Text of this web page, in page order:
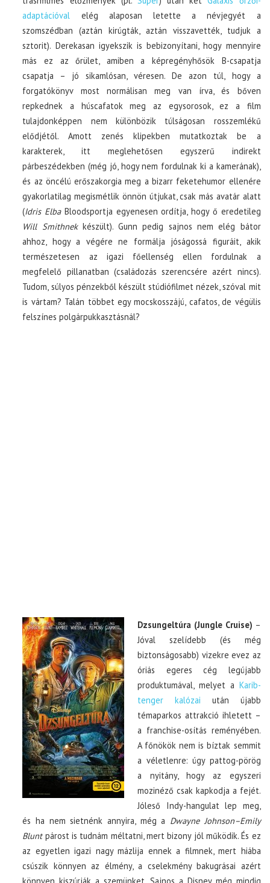
adaptációval elég alaposan letette a névjegyét a
szomszédban (aztán kirúgták, aztán visszavették, tudjuk a
sztorit). Derekasan igyekszik is bebizonyítani, hogy mennyire
más ez az őrület, amiben a képregényhősök B-csapatja
csapatja – jó sikamlósan, véresen. De azon túl, hogy a
forgatókönyv most normálisan meg van írva, és bőven
repkednek a húscafatok meg az egysorosok, ez a film
tulajdonképpen nem különbözik túlságosan rosszemlékű
elődjétől. Amott zenés klipekben mutatkoztak be a
karakterek, itt meglehetősen egyszerű indirekt
párbeszédekben (még jó, hogy nem fordulnak ki a kamerának),
és az öncélú erőszakorgia meg a bizarr feketehumor ellenére
gyakorlatilag megismétlik önnön útjukat, csak más avatár alatt
(Idris ElbaBloodsportja egyenesen ordítja, hogy ő eredetileg
Will Smithnekkészült). Gunn pedig sajnos nem elég bátor
ahhoz, hogy a végére ne formálja jóságossá figuráit, akik
természetesen az igazi főellenség ellen fordulnak a
megfelelő pillanatban (családozás szerencsére azért nincs).
Tudom, súlyos pénzekből készült stúdiófilmet nézek, szóval mit
is vártam? Talán többet egy mocskosszájú, cafatos, de végülis
felszínes polgárpukkasztásnál?
Dzsungeltúra (Jungle Cruise) –
Jóval szelídebb (és még
biztonságosabb) vizekre evez az
óriás egeres cég legújabb
produktumával, melyet a Karib-
tenger kalózai után újabb
témaparkos attrakció ihletett –
a franchise-osítás reményében.
A főnökök nem is bíztak semmit
a véletlenre: úgy pattog-pörög
a nyitány, hogy az egyszeri
mozinéző csak kapkodja a fejét.
Jóleső Indy-hangulat lep meg,
és ha nem sietnénk annyira, még a Dwayne Johnson–Emily
Bluntpárost is tudnám méltatni, mert bizony jól működik. És ez
az egyetlen igazi nagy mázlija ennek a filmnek, mert hiába
csúszik könnyen az élmény, a cselekmény bakugrásai azért